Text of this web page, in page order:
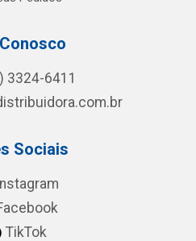
3324-6411
Sociais
TikTok